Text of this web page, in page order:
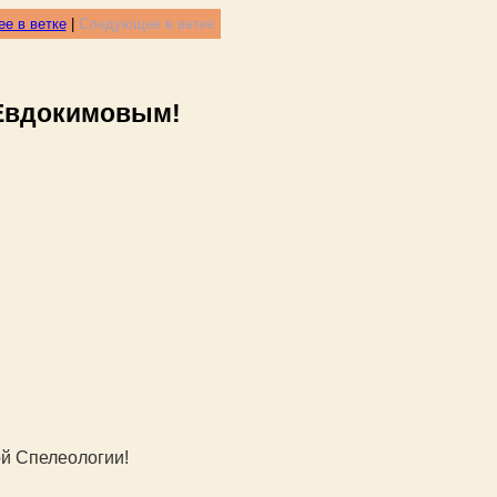
в ветке| Следующее в ветке
Спелеологии!